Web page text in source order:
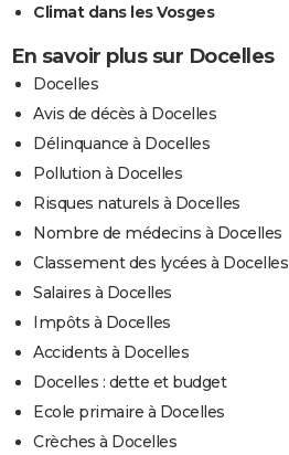
Climat dans les Vosges
En savoir plus sur Docelles
Docelles
Avis de décès à Docelles
Délinquance à Docelles
Pollution à Docelles
Risques naturels à Docelles
Nombre de médecins à Docelles
Classement des lycées à Docelles
Salaires à Docelles
Impôts à Docelles
Accidents à Docelles
Docelles : dette et budget
Ecole primaire à Docelles
Crèches à Docelles